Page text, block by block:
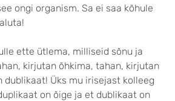
ongi organism. Sa ei saa kõhule
ette ütlema, milliseid sõnu ja
kirjutan õhkima, tahan, kirjutan
dublikaat! Üks mu irisejast kolleeg
on õige ja et dublikaat on